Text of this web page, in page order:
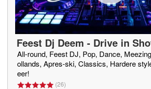
Feest Dj Deem - Drive in
d Dj)
All-round, Feest DJ, Pop, Dance,
ollands, Apres-ski, Classics, Hardere
eer!
(26)